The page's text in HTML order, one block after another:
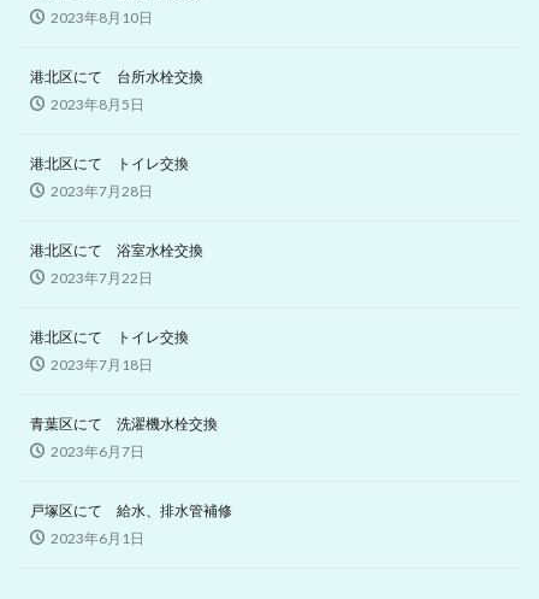
2023年8月10日
港北区にて 台所水栓交換
2023年8月5日
港北区にて トイレ交換
2023年7月28日
港北区にて 浴室水栓交換
2023年7月22日
港北区にて トイレ交換
2023年7月18日
青葉区にて 洗濯機水栓交換
2023年6月7日
戸塚区にて 給水、排水管補修
2023年6月1日